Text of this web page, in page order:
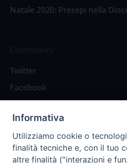
Natale 2020: Presepi nella
Twitter
Facebook
Contattaci
Spazio Lettori
Eventi
Informativa
Utilizziamo cookie o
finalità tecniche e, con il tuo
altre finalità ("interazioni e